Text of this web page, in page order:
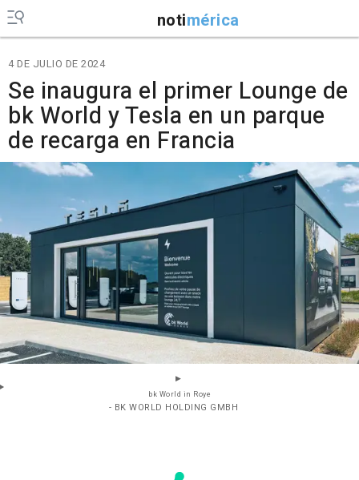
notimérica
4 DE JULIO DE 2024
Se inaugura el primer Lounge de
bk World y Tesla en un parque
de recarga en Francia
bk World in Roye
- BK WORLD HOLDING GMBH